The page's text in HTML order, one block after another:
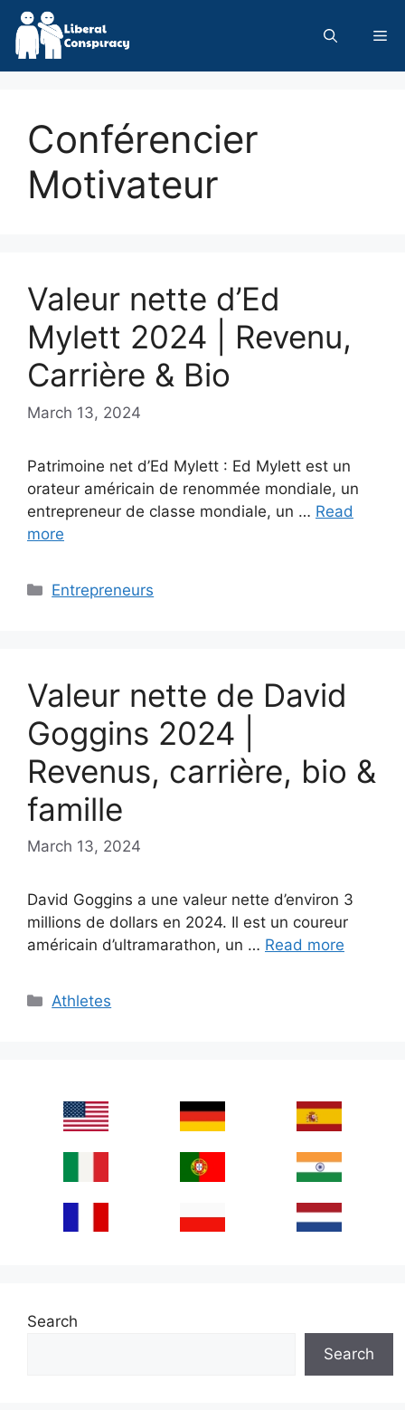
Skip
content
Conférencier
Motivateur
Valeur nette d’Ed
Mylett 2024 | Revenu,
Carrière & Bio
March 13, 2024
Patrimoine net d’Ed Mylett : Ed Mylett est un
orateur américain de renommée mondiale, un
entrepreneur de classe mondiale, un … Read
more
Categories
Entrepreneurs
Valeur nette de David
Goggins 2024 |
Revenus, carrière, bio &
famille
March 13, 2024
David Goggins a une valeur nette d’environ 3
millions de dollars en 2024. Il est un coureur
américain d’ultramarathon, un … Read more
Categories
Athletes
Search
Search